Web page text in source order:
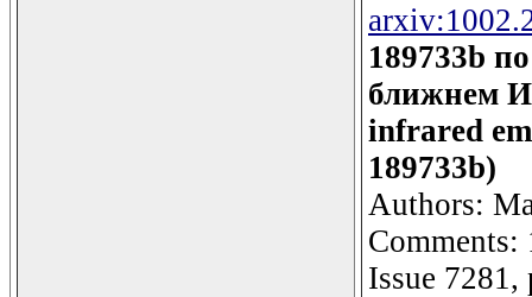
189733b
ближнем
infrared
189733b)
Authors:
Comments:
Issue